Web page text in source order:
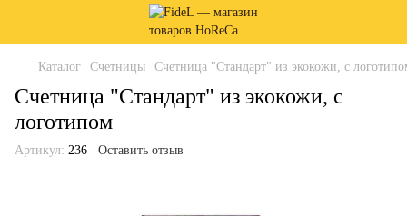
Каталог Счетницы Счетница "Стандарт" из экокожи, с
Счетница "Стандарт" из экокожи, с
логотипом
Артикул: 236 Оставить отзыв